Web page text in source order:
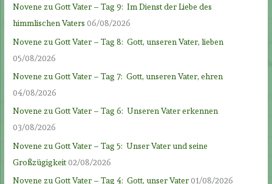
Novene zu Gott Vater – Tag 9: Im Dienst der Liebe des
himmlischen Vaters 06/08/2026
Novene zu Gott Vater – Tag 8: Gott, unseren Vater, lieben
05/08/2026
Novene zu Gott Vater – Tag 7: Gott, unseren Vater, ehren
04/08/2026
Novene zu Gott Vater – Tag 6: Unseren Vater erkennen
03/08/2026
Novene zu Gott Vater – Tag 5: Unser Vater und seine
Großzügigkeit02/08/2026
Novene zu Gott Vater – Tag 4: Gott, unser Vater01/08/2026